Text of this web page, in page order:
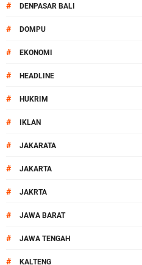
# DENPASAR BALI
# DOMPU
# EKONOMI
# HEADLINE
# HUKRIM
# IKLAN
# JAKARATA
# JAKARTA
# JAKRTA
# JAWA BARAT
# JAWA TENGAH
# KALTENG